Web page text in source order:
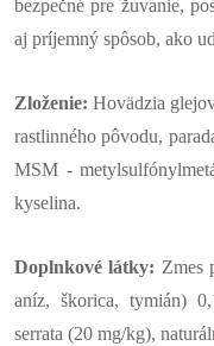
bezpečné pre žuvanie,
aj príjemný spôsob, ako
Zloženie: Hovädzia
rastlinného pôvodu,
MSM -
kyselina.
Doplnkové látky: Zmes
aníz, škorica, tymián)
serrata (20 mg/kg),